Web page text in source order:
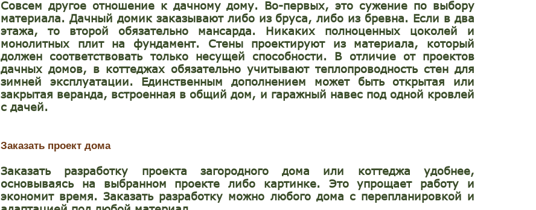
Совсем другое отношение к дачному дому. Во-первых, это сужение по выбору
материала. Дачный домик заказывают либо из бруса, либо из бревна. Если в два
этажа, то второй обязательно мансарда. Никаких полноценных цоколей и
монолитных плит на фундамент. Стены проектируют из материала, который
должен соответствовать только несущей способности. В отличие от проектов
дачных домов, в коттеджах обязательно учитывают теплопроводность стен для
зимней эксплуатации. Единственным дополнением может быть открытая или
закрытая веранда, встроенная в общий дом, и гаражный навес под одной кровлей
с дачей.
Заказать проект дома
Заказать разработку проекта загородного дома или коттеджа удобнее,
основываясь на выбранном проекте либо картинке. Это упрощает работу и
экономит время. Заказать разработку можно любого дома с перепланировкой и